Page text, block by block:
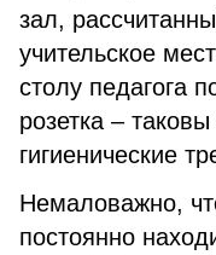
зал,
учительское
столу педагога
розетка –
гигиенические
Немаловажно,
постоянно